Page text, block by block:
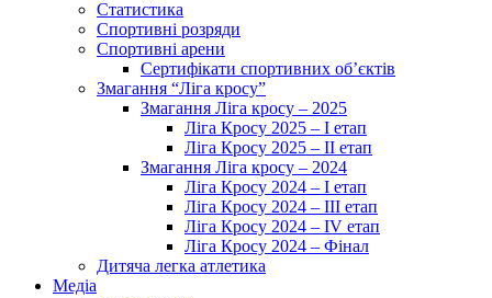
Статистика
Спортивні розряди
Спортивні арени
Сертифікати спортивних об’єктів
Змагання “Ліга кросу”
Змагання Ліга кросу – 2025
Ліга Кросу 2025 – I етап
Ліга Кросу 2025 – II етап
Змагання Ліга кросу – 2024
Ліга Кросу 2024 – I етап
Ліга Кросу 2024 – III етап
Ліга Кросу 2024 – IV етап
Ліга Кросу 2024 – Фінал
Дитяча легка атлетика
Медіа